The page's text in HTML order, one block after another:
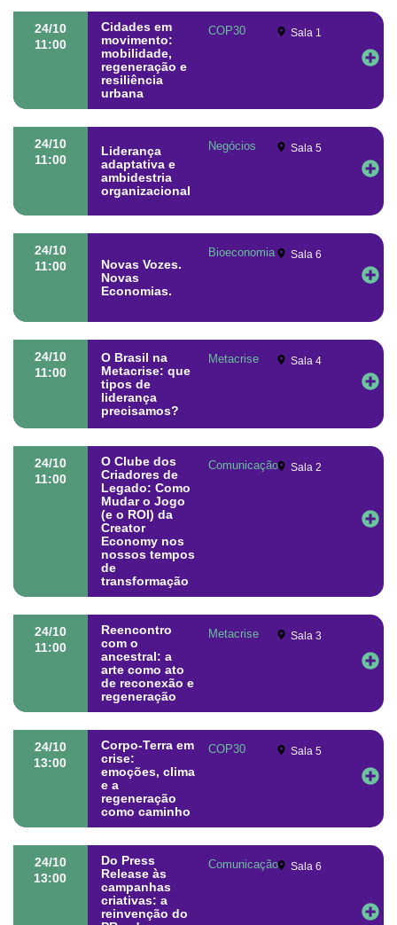
24/10
11:00
Cidades em
movimento:
mobilidade,
regeneração e
resiliência
urbana
COP30 Sala 1
24/10
11:00
Liderança
adaptativa e
ambidestria
organizacional
Negócios Sala 5
24/10
11:00
Novas Vozes.
Novas
Economias.
Bioeconomia Sala 6
24/10
11:00
O Brasil na
Metacrise: que
tipos de
liderança
precisamos?
Metacrise Sala 4
24/10
11:00
O Clube dos
Criadores de
Legado: Como
Mudar o Jogo
(e o ROI) da
Creator
Economy nos
nossos tempos
de
transformação
Comunicação Sala 2
24/10
11:00
Reencontro
com o
ancestral: a
arte como ato
de reconexão e
regeneração
Metacrise Sala 3
24/10
13:00
Corpo-Terra em
crise:
emoções, clima
e a
regeneração
como caminho
COP30 Sala 5
24/10
13:00
Do Press
Release às
campanhas
criativas: a
reinvenção do
Comunicação Sala 6